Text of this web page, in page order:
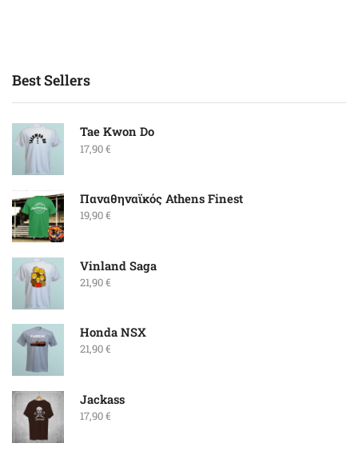
Best Sellers
Tae Kwon Do
17,90€
Παναθηναϊκός Athens Finest
19,90€
Vinland Saga
21,90€
Honda NSX
21,90€
Jackass
17,90€